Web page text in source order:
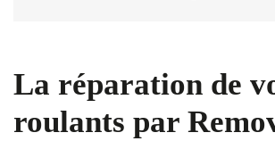
La réparation de
roulants par